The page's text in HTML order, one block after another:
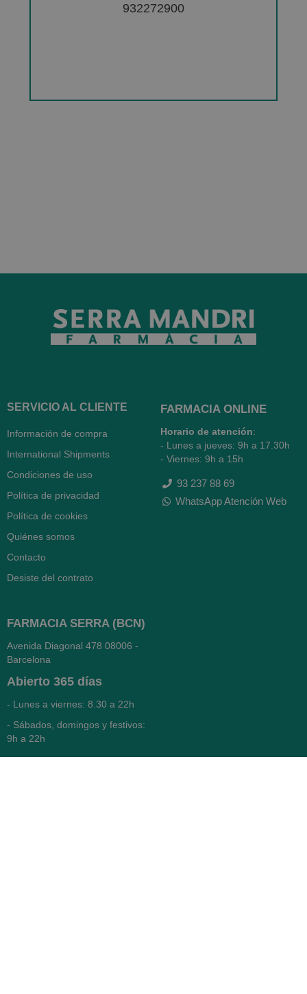
932272900
SERVICIO AL CLIENTE
Información de compra
International Shipments
Condiciones de uso
Política de privacidad
Política de cookies
Quiénes somos
Contacto
Desiste del contrato
FARMACIA ONLINE
Horario de atención:
- Lunes a jueves: 9h a 17.30h
- Viernes: 9h a 15h
93 237 88 69
WhatsApp Atención Web
FARMACIA SERRA (BCN)
Avenida Diagonal 478 08006 -
Barcelona
Abierto 365 días
- Lunes a viernes: 8.30 a 22h
- Sábados, domingos y festivos:
9h a 22h